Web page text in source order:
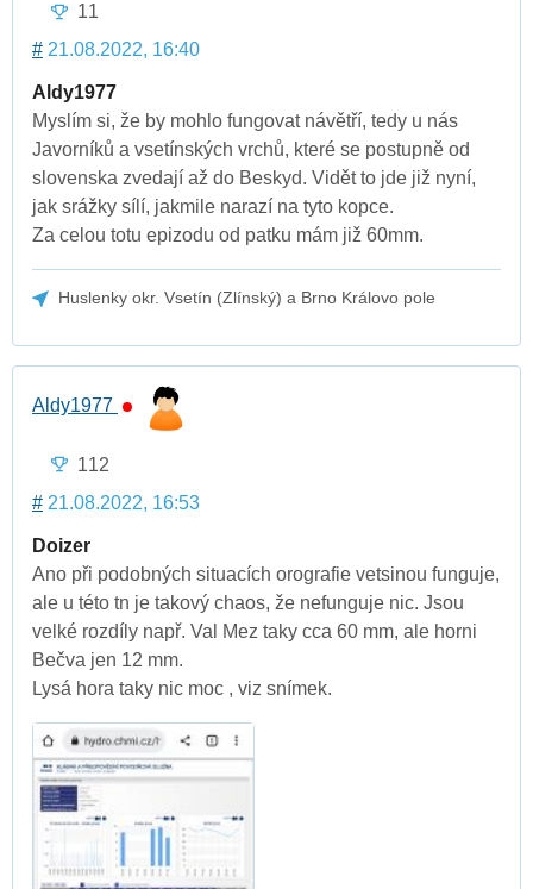
11
# 21.08.2022, 16:40
Aldy1977
Myslím si, že by mohlo fungovat návětří, tedy u nás
Javorníků a vsetínských vrchů, které se postupně od
slovenska zvedají až do Beskyd. Vidět to jde již nyní,
jak srážky sílí, jakmile narazí na tyto kopce.
Za celou totu epizodu od patku mám již 60mm.
Huslenky okr. Vsetín (Zlínský) a Brno Královo pole
Aldy1977
112
# 21.08.2022, 16:53
Doizer
Ano při podobných situacích orografie vetsinou funguje,
ale u této tn je takový chaos, že nefunguje nic. Jsou
velké rozdíly např. Val Mez taky cca 60 mm, ale horni
Bečva jen 12 mm.
Lysá hora taky nic moc , viz snímek.